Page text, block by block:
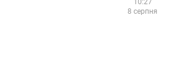
10:27
8 серпня